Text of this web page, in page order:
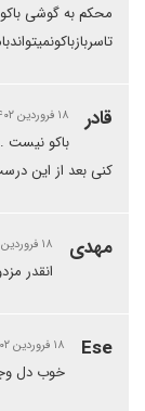
محکم به گوشی
قادر ۱۸ فروردین ۱۴۰۲ | ۲۰:۴۱
باکو نیست
کنی بعد از این
مهدی ۱۸ فروردین ۱۴۰۲ | ۲۰:۵۵
انقدر
Ese ۱۸ فروردین ۱۴۰۲ | ۲۱:۰۶
خوب دل